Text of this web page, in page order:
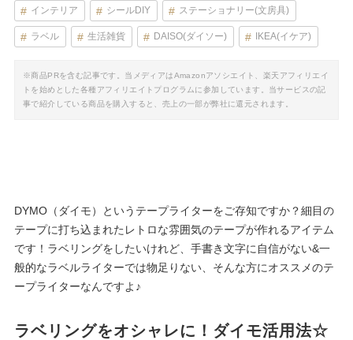
インテリア シールDIY ステーショナリー(文房具)
ラベル 生活雑貨 DAISO(ダイソー) IKEA(イケア)
※商品PRを含む記事です。当メディアはAmazonアソシエイト、楽天アフィリエイ
トを始めとした各種アフィリエイトプログラムに参加しています。当サービスの記
事で紹介している商品を購入すると、売上の一部が弊社に還元されます。
DYMO（ダイモ）というテープライターをご存知ですか？細目の
テープに打ち込まれたレトロな雰囲気のテープが作れるアイテム
です！ラベリングをしたいけれど、手書き文字に自信がない&一
般的なラベルライターでは物足りない、そんな方にオススメのテ
ープライターなんですよ♪
ラベリングをオシャレに！ダイモ活用法☆